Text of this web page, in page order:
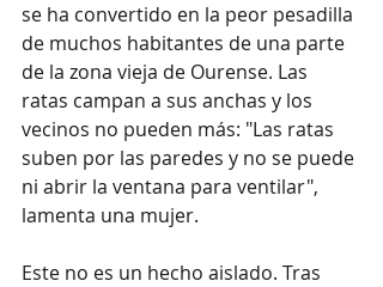
se ha convertido en la peor pesadilla
de muchos habitantes de una parte
de la zona vieja de Ourense. Las
ratas campan a sus anchas y los
vecinos no pueden más: "Las ratas
suben por las paredes y no se puede
ni abrir la ventana para ventilar",
lamenta una mujer.
Este no es un hecho aislado. Tras